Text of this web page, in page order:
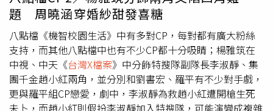
隻愛亂尿尿的調皮貓，更是讓鏟屎官的朱宇謀大崩潰，「我
的拖鞋，一穿上去，奇怪怎麼有水在我拖鞋裡？我就沿著家
裡客廳，一直甩、一直甩…想說奇怪家裡怎麼一直有個尿騷
味？拿起來一聞，尿。」，原來是毛孩在「教訓」奴才不回
家，對此，朱宇謀真心奉勸鏟屎官務必再忙都要常回家陪伴
毛孩。有別於「女力報到」柔弱形象，林芷芸在《台灣X檔
案》是有著順風耳的辣妹駭客。身手矯健的她，在戲裡對癡
漢不懷好意的搭訕，毫不留情「揮拳、飛踢」給對方教訓。
題 周曉涵穿婚紗甜發喜糖
八點檔《機智校園生活》中有多對CP，每對都有廣大粉絲
支持，而其他八點檔中也有不少CP都十分吸睛；楊雅筑在
中視、中天《台灣X檔案》中分飾特搜隊副隊長李淑靜、集
團千金趙小紅兩角，並分別和劉書宏、羅平有不少對手戲，
更與羅平組CP戀愛，劇中，李淑靜為救趙小紅遭開槍生死